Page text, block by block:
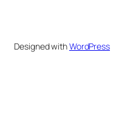
Designed withWordPress